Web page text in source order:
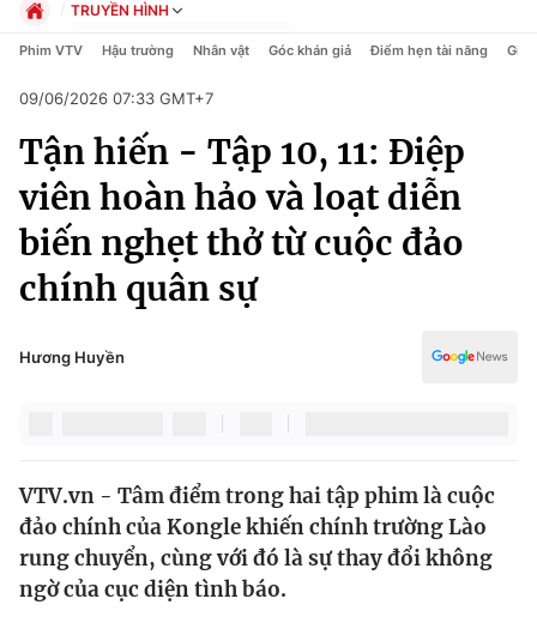
Chuyên mục
Chính trị
Xã hội
Tin tức
Thế giới đó đây
Câu chuyện quốc tế
Kinh tế
Tài chính
Dữ liệu và đời sống
TRUYỀN HÌNH
Chính trị
Pháp luật
Kinh tế
Thể thao
Truyền hình
Văn hóa - Giải trí
Đời sống
Giáo dục
Phim VTV Hậu trường Nhân vật Góc khán giả Điểm hẹn tài năng Giải
09/06/2026 07:33 GMT+7
Tận hiến - Tập 10, 11: Điệp
viên hoàn hảo và loạt diễn
biến nghẹt thở từ cuộc đảo
chính quân sự
Hương Huyền
VTV.vn - Tâm điểm trong hai tập phim là cuộc
đảo chính của Kongle khiến chính trường Lào
rung chuyển, cùng với đó là sự thay đổi không
ngờ của cục diện tình báo.